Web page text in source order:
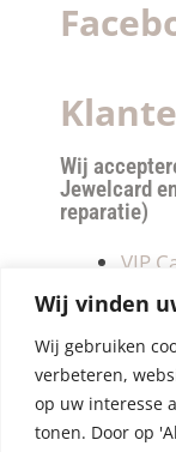
Wij vinden
Wij gebruiken
verbeteren,
op uw interesse
tonen. Door op
Wij
Jewelcard
reparatie)
VIP